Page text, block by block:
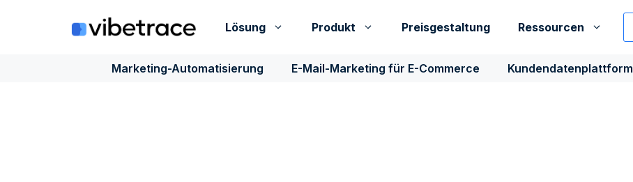
Lösung Produkt Preisgestaltung Ressourcen
Marketing-Automatisierung E-Mail-Marketing für E-Commerce Kundendatenplattform